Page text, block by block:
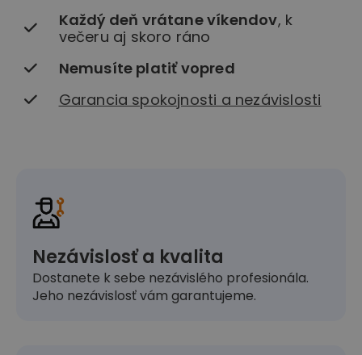
Každý deň vrátane víkendov, k
večeru aj skoro ráno
Nemusíte platiť vopred
Garancia spokojnosti a nezávislosti
Nezávislosť a kvalita
Dostanete k sebe nezávislého profesionála.
Jeho nezávislosť vám garantujeme.